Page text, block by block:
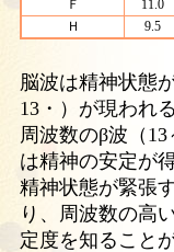
Ｆ 11.0
Ｈ
9.5
脳波は精神状態
13・）が現われ
周波数のβ波（
は精神の安定が
精神状態が緊張
り、周波数の高
定度を知ること